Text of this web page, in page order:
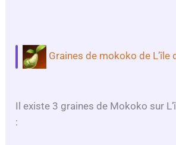
Graines de mokoko de L’île
Il existe 3 graines de Mokoko sur
: